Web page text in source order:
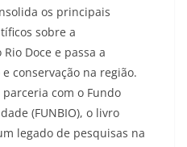
os principais
sobre a
Doce e passa a
conservação na região.
com o Fundo
(FUNBIO), o livro
legado de pesquisas na